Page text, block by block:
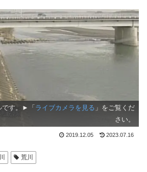
です。►「 ライブカメラを見る 」をご覧くだ
さい。
2019.12.05 2023.07.16
荒川